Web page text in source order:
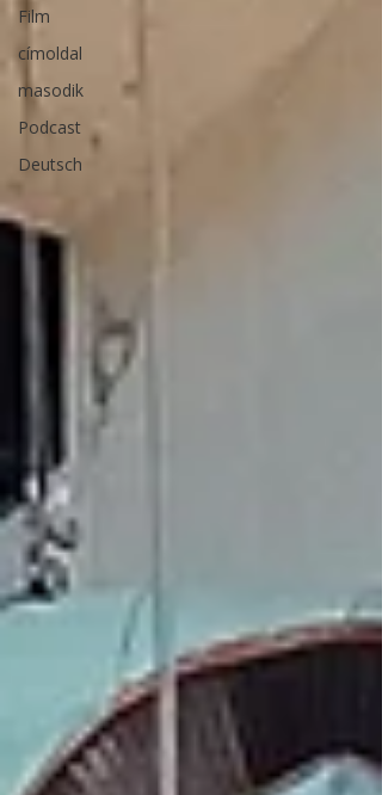
Film
címoldal
masodik
Podcast
Deutsch